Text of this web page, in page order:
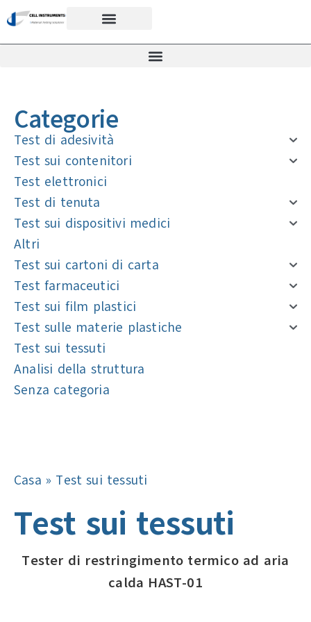
Categorie
Test di adesività
Test sui contenitori
Test elettronici
Test di tenuta
Test sui dispositivi medici
Altri
Test sui cartoni di carta
Test farmaceutici
Test sui film plastici
Test sulle materie plastiche
Test sui tessuti
Analisi della struttura
Senza categoria
Casa » Test sui tessuti
Test sui tessuti
Tester di restringimento termico ad aria
calda HAST-01